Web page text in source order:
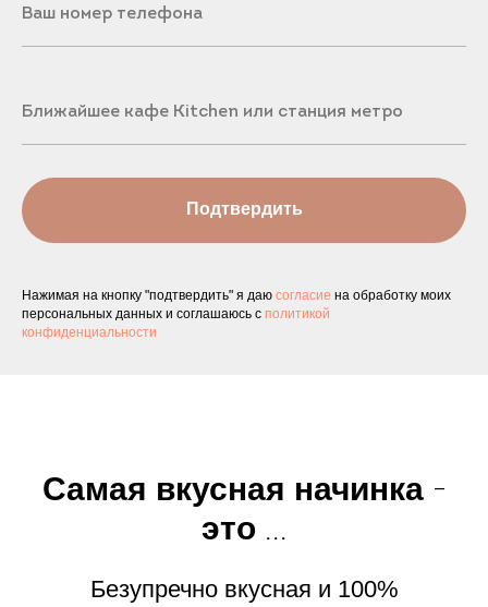
Подтвердить
Нажимая на кнопку "подтвердить" я даю согласие на обработку моих
персональных данных и соглашаюсь с политикой
конфиденциальности
Самая вкусная начинка -
это ...
Безупречно вкусная и 100%